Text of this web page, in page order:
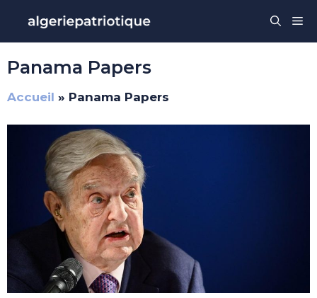
contenu
Panama Papers
Accueil » Panama Papers